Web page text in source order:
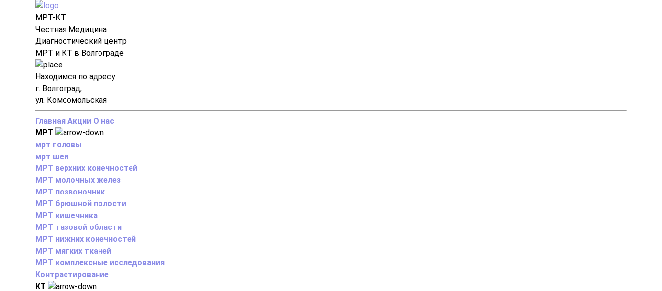
МРТ-КТ
Честная Медицина
Диагностический центр
МРТ и КТ в Волгограде
Находимся по адресу
г. Волгоград,
ул. Комсомольская
Главная Акции О нас
МРТ
мрт головы
мрт шеи
МРТ верхних конечностей
МРТ молочных желез
МРТ позвоночник
МРТ брюшной полости
МРТ кишечника
МРТ тазовой области
МРТ нижних конечностей
МРТ мягких тканей
МРТ комплексные исследования
Контрастирование
КТ